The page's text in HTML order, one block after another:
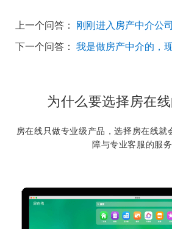
上一个问答：
下一个问答：
为什么要选择房在
房在线只做专业级产品，选择房在线就
障与专业客服的服务